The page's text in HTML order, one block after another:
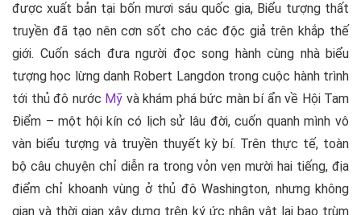
được xuất bản tại bốn mươi sáu quốc gia, Biểu tượng thất
truyền đã tạo nên cơn sốt cho các độc giả trên khắp thế
giới. Cuốn sách đưa người đọc song hành cùng nhà biểu
tượng học lừng danh Robert Langdon trong cuộc hành trình
tới thủ đô nước Mỹ và khám phá bức màn bí ẩn về Hội Tam
Điểm – một hội kín có lịch sử lâu đời, cuốn quanh mình vô
vàn biểu tượng và truyền thuyết kỳ bí. Trên thực tế, toàn
bộ câu chuyện chỉ diễn ra trong vỏn vẹn mười hai tiếng, địa
điểm chỉ khoanh vùng ở thủ đô Washington, nhưng không
gian và thời gian xây dựng trên ký ức nhân vật lại bao trùm